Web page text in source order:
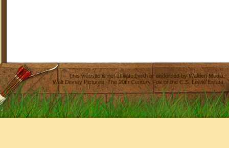
This website is not affiliated with or endorsed byWalden Media
Walt Disney Pictures,The 20th Century Fox or the C.S. Lewis Estate.